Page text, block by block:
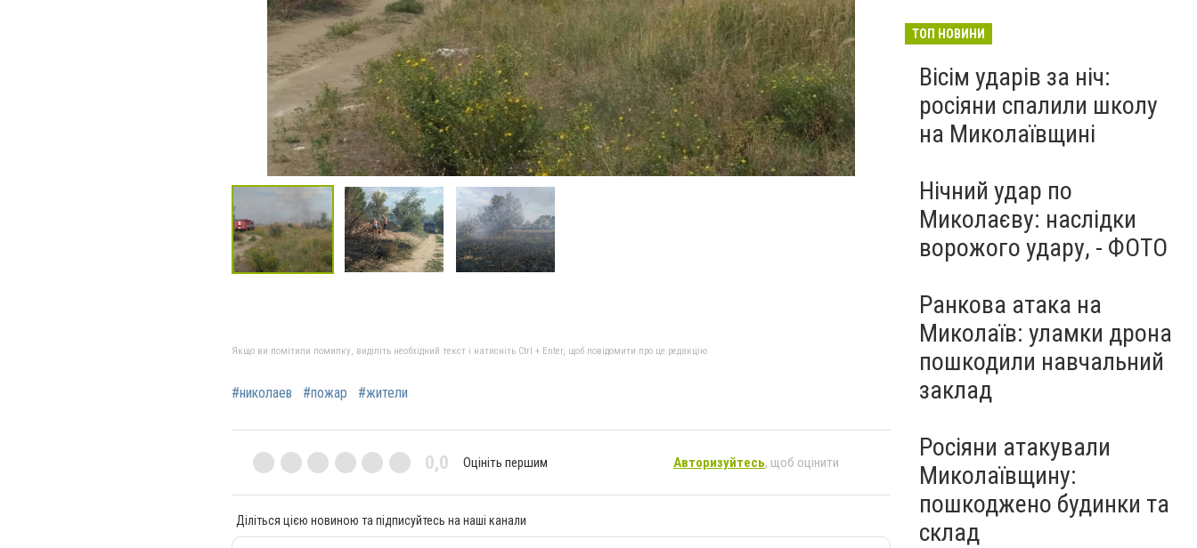
Якщо ви помітили помилку, виділіть необхідний текст і натисніть Ctrl + Enter, щоб повідомити про це редакцію
#николаев #пожар #жители
0,0 Оцініть першим Авторизуйтесь, щоб оцінити
Діліться цією новиною та підписуйтесь на наші канали
ліквідували складну аварію
Вчора
ТОП НОВИНИ
Вісім ударів за ніч:
росіяни спалили школу
на Миколаївщині
Нічний удар по
Миколаєву: наслідки
ворожого удару, - ФОТО
Ранкова атака на
Миколаїв: уламки дрона
пошкодили навчальний
заклад
Росіяни атакували
Миколаївщину:
пошкоджено будинки та
склад